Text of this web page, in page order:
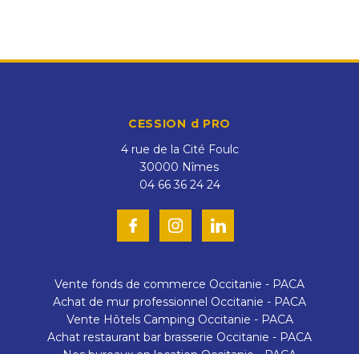
CESSION d PRO
4 rue de la Cité Foulc
30000 Nîmes
04 66 36 24 24
Vente fonds de commerce Occitanie - PACA
Achat de mur professionnel Occitanie - PACA
Vente Hôtels Camping Occitanie - PACA
Achat restaurant bar brasserie Occitanie - PACA